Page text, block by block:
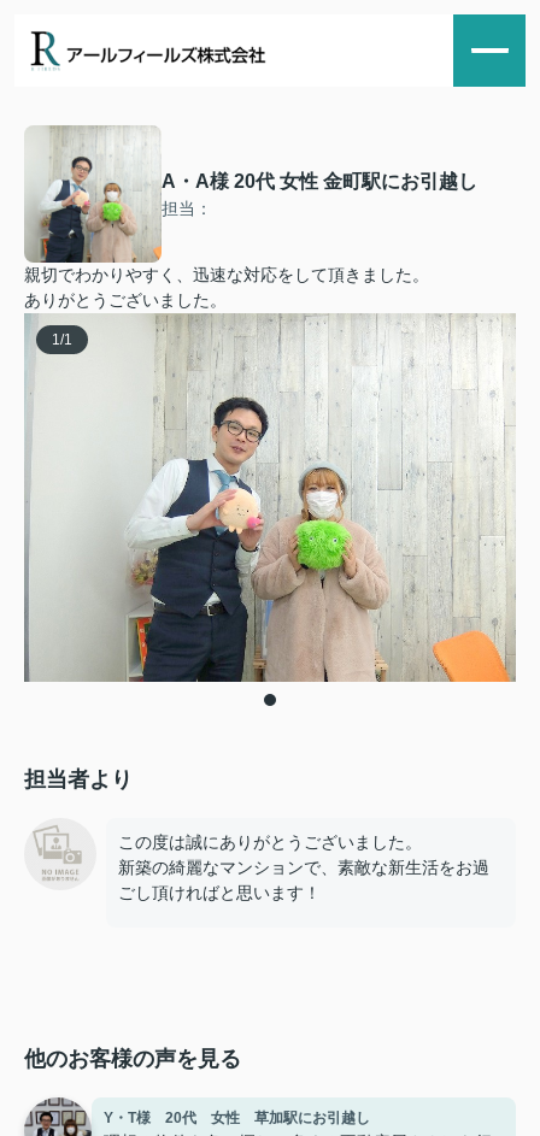
A・A様 20代 女性 金町駅にお引越し
担当：
親切でわかりやすく、迅速な対応をして頂きました。
ありがとうございました。
1 /1
担当者より
この度は誠にありがとうございました。
新築の綺麗なマンションで、素敵な新生活をお過
ごし頂ければと思います！
他のお客様の声を見る
Y・T様 20代 女性 草加駅にお引越し